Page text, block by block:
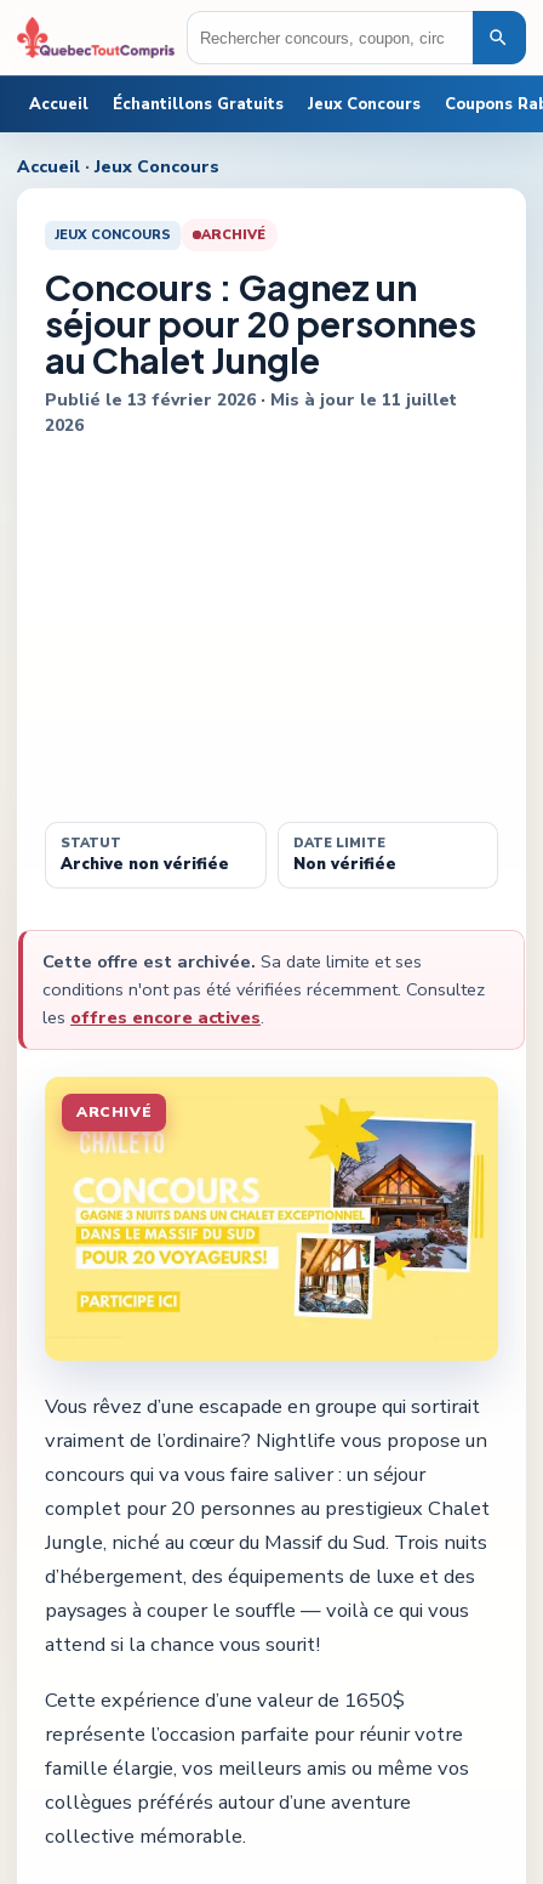
Accueil Échantillons Gratuits Jeux Concours Coupons
Accueil · Jeux Concours
JEUX CONCOURS ARCHIVÉ
Concours : Gagnez un
séjour pour 20 personnes
au Chalet Jungle
Publié le 13 février 2026 · Mis à jour le 11 juillet
2026
STATUT
Archive non vérifiée
DATE LIMITE
Non vérifiée
Cette offre est archivée. Sa date limite et ses
conditions n'ont pas été vérifiées récemment. Consultez
les offres encore actives.
ARCHIVÉ
Vous rêvez d’une escapade en groupe qui sortirait
vraiment de l’ordinaire? Nightlife vous propose un
concours qui va vous faire saliver : un séjour
complet pour 20 personnes au prestigieux Chalet
Jungle, niché au cœur du Massif du Sud. Trois nuits
d’hébergement, des équipements de luxe et des
paysages à couper le souffle — voilà ce qui vous
attend si la chance vous sourit!
Cette expérience d’une valeur de 1650$
représente l’occasion parfaite pour réunir votre
famille élargie, vos meilleurs amis ou même vos
collègues préférés autour d’une aventure
collective mémorable.